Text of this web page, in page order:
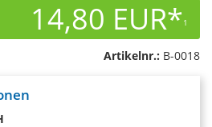
14,80 EUR*1
Artikelnr.: B-0018